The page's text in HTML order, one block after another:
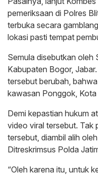
pemeriksaan di Polres
terbuka secara
lokasi pasti tempat
Semula disebutkan oleh
Kabupaten Bogor,
tersebut berubah,
kawasan Ponggok, Kota
Demi kepastian hukum
video viral tersebut. Tak
tersebut, diambil alih
Ditreskrimsus Polda
“Oleh karena itu, untuk